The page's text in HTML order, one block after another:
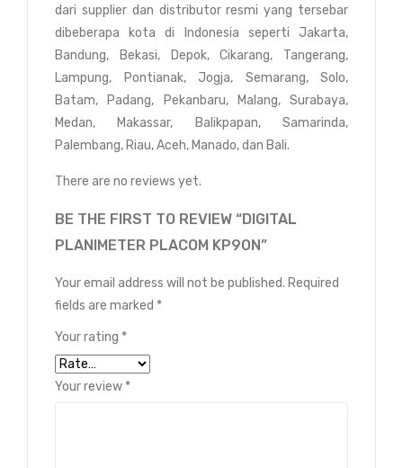
dari supplier dan distributor resmi yang tersebar
dibeberapa kota di Indonesia seperti Jakarta,
Bandung, Bekasi, Depok, Cikarang, Tangerang,
Lampung, Pontianak, Jogja, Semarang, Solo,
Batam, Padang, Pekanbaru, Malang, Surabaya,
Medan, Makassar, Balikpapan, Samarinda,
Palembang, Riau, Aceh, Manado, dan Bali.
There are no reviews yet.
BE THE FIRST TO REVIEW “DIGITAL
PLANIMETER PLACOM KP90N”
Your email address will not be published. Required
fields are marked *
Your rating *
Your review *